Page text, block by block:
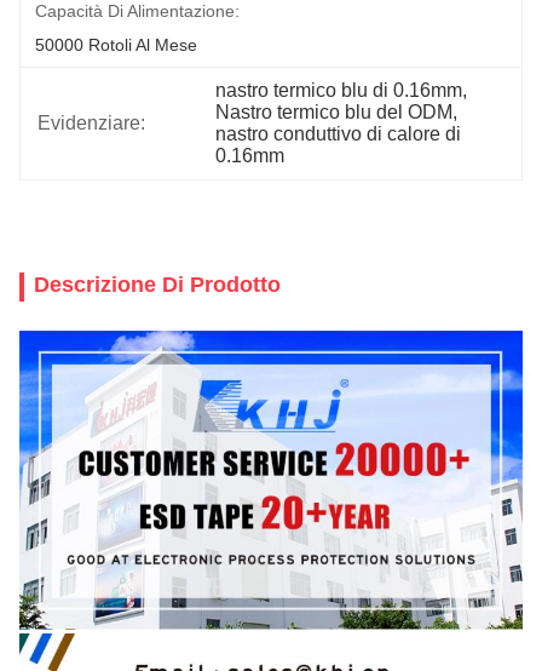
Capacità Di Alimentazione:
50000 Rotoli Al Mese
Evidenziare:
nastro termico blu di 0.16mm,
Nastro termico blu del ODM,
nastro conduttivo di calore di
0.16mm
Descrizione Di Prodotto